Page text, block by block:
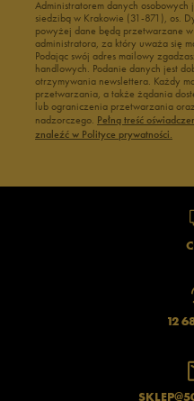
Administratorem danych
siedzibą w Krakowie (31-871), os.
powyżej dane będą przetwarzane
administratora, za który uważa się
Podając swój adres mailowy
handlowych. Podanie danych jest
otrzymywania newslettera. Każdy
przetwarzania, a także żądania
lub ograniczenia przetwarzania
nadzorczego. Pełną treść
znaleźć w Polityce prywatności.
12